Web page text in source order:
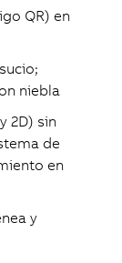
QR) en
niebla
2D) sin
de
en
y